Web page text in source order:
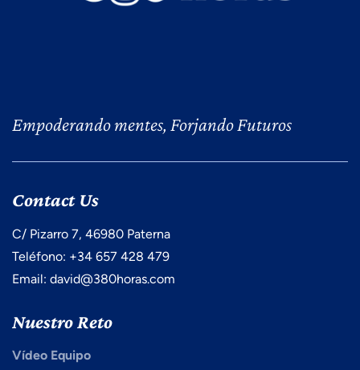
Empoderando mentes, Forjando Futuros
Contact Us
C/ Pizarro 7, 46980 Paterna
Teléfono: +34 657 428 479
Email: david@380horas.com
Nuestro Reto
Vídeo Equipo